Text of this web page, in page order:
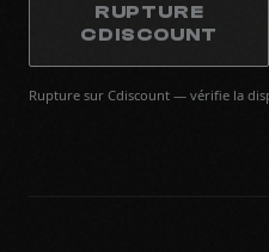
RUPTURE
CDISCOUNT
Rupture sur Cdiscount — vérifie la